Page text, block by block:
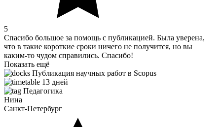
5
Спасибо большое за помощь с публикацией. Была уверена,
что в такие короткие сроки ничего не получится, но вы
каким-то чудом справились. Спасибо!
Показать ещё
Публикация научных работ в Scopus
13 дней
Педагогика
Нина
Санкт-Петербург